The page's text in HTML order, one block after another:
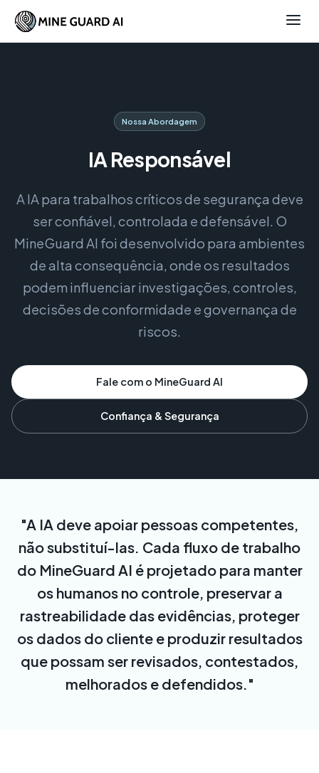
Nossa Abordagem
IA Responsável
A IA para trabalhos críticos de segurança deve
ser confiável, controlada e defensável. O
MineGuard AI foi desenvolvido para ambientes
de alta consequência, onde os resultados
podem influenciar investigações, controles,
decisões de conformidade e governança de
riscos.
Fale com o MineGuard AI
Confiança & Segurança
"A IA deve apoiar pessoas competentes,
não substituí-las. Cada fluxo de trabalho
do MineGuard AI é projetado para manter
os humanos no controle, preservar a
rastreabilidade das evidências, proteger
os dados do cliente e produzir resultados
que possam ser revisados, contestados,
melhorados e defendidos."